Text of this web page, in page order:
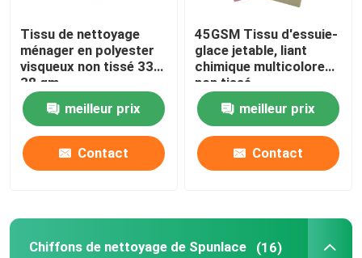
Tissu de nettoyage
ménager en polyester
visqueux non tissé 33-
38 gm
meilleur prix
Contact
45GSM Tissu d'essuie-
glace jetable, liant
chimique multicolore
non tissé
meilleur prix
Contact
Chiffons de nettoyage de Spunlace (16)